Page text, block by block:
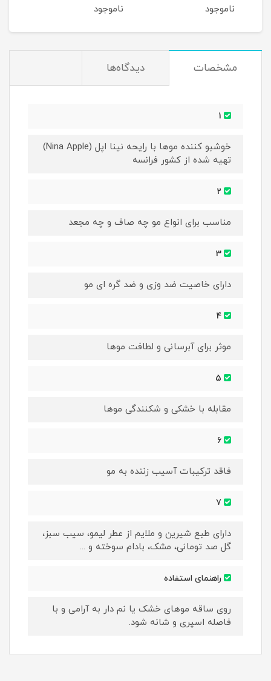
ناموجود ناموجود
مشخصات دیدگاه‌ها
خوشبو کننده موها با رایحه نینا اپل (Nina Apple)
تهیه شده از کشور فرانسه
مناسب برای انواع مو چه صاف و چه مجعد
دارای خاصیت ضد وزی و ضد گره ای مو
موثر برای آبرسانی و لطافت موها
مقابله با خشکی و شکنندگی موها
فاقد ترکیبات آسیب زننده به مو
دارای طبع شیرین و ملایم از عطر لیمو، سیب سبز،
گل صد تومانی، مشک، بادام سوخته و ...
راهنمای استفاده
روی ساقه موهای خشک یا نم دار به آرامی و با
فاصله اسپری و شانه شود.